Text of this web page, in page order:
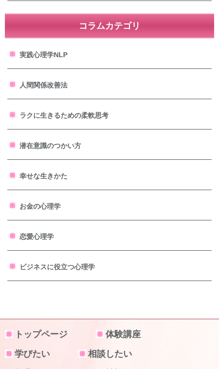
コラムカテゴリ
実践心理学NLP
人間関係改善法
ラクに生きるための柔軟思考
潜在意識のつかい方
幸せな生きかた
お金の心理学
恋愛心理学
ビジネスに役立つ心理学
トップページ
体験講座
学びたい
相談したい